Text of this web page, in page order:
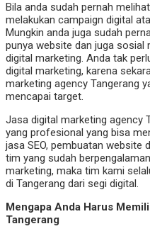
Bila anda sudah pernah
melakukan campaign digital
Mungkin anda juga sudah
punya website dan juga sosial
digital marketing. Anda tak
digital marketing, karena
marketing agency Tangerang
mencapai target.
Jasa digital marketing agency
yang profesional yang bisa
jasa SEO, pembuatan website
tim yang sudah
marketing, maka tim kami
di Tangerang dari segi digital.
Mengapa Anda Harus
Tangerang